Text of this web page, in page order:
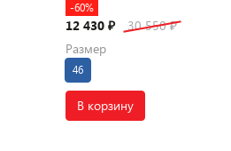
767013K1
-60%
12 430 ₽ 30 550₽
Размер
46
В корзину